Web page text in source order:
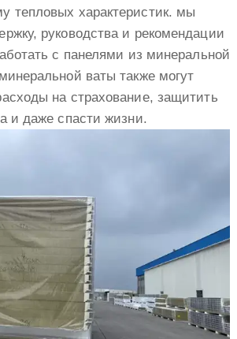
тепловых характеристик. мы
руководства и рекомендации
с панелями из минеральной
ваты также могут
на страхование, защитить
и даже спасти жизни.